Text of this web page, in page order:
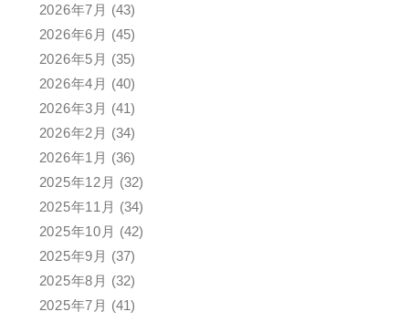
2026年7月 (43)
2026年6月 (45)
2026年5月 (35)
2026年4月 (40)
2026年3月 (41)
2026年2月 (34)
2026年1月 (36)
2025年12月 (32)
2025年11月 (34)
2025年10月 (42)
2025年9月 (37)
2025年8月 (32)
2025年7月 (41)